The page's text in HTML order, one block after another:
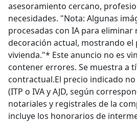
asesoramiento cercano,
necesidades. "Nota: Algunas
procesadas con IA para eliminar
decoración actual, mostrando el
vivienda."* Este anuncio no es
contener errores. Se muestra a
contractual.El precio indicado
(ITP o IVA y AJD, según
notariales y registrales de la
incluye los honorarios de